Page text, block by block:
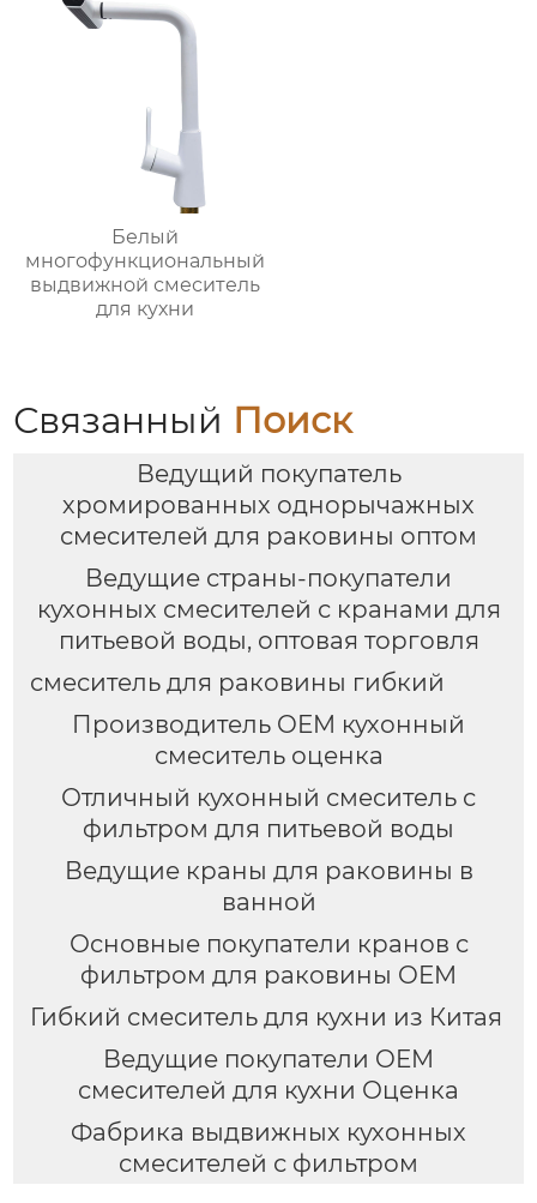
Белый
многофункциональный
выдвижной смеситель
для кухни
Связанный Поиск
Ведущий покупатель
хромированных однорычажных
смесителей для раковины оптом
Ведущие страны-покупатели
кухонных смесителей с кранами для
питьевой воды, оптовая торговля
смеситель для раковины гибкий
Производитель OEM кухонный
смеситель оценка
Отличный кухонный смеситель с
фильтром для питьевой воды
Ведущие краны для раковины в
ванной
Основные покупатели кранов с
фильтром для раковины OEM
Гибкий смеситель для кухни из Китая
Ведущие покупатели OEM
смесителей для кухни Оценка
Фабрика выдвижных кухонных
смесителей с фильтром